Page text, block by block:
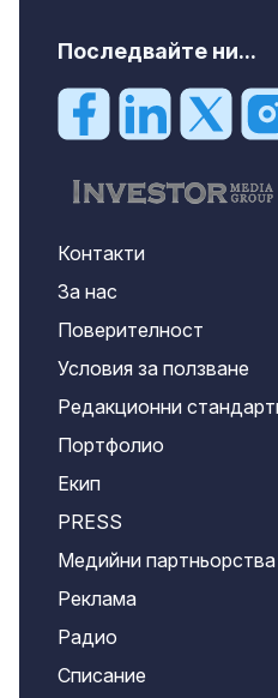
Последвайте ни...
Контакти
За нас
Поверителност
Условия за ползване
Редакционни
Портфолио
Екип
PRESS
Медийни партньорства
Реклама
Радио
Списание